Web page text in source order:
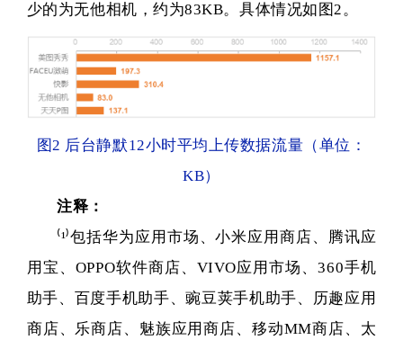
少的为无他相机，约为83KB。具体情况如图2。
图2 后台静默12小时平均上传数据流量（单位：
KB）
注释：
⁽¹⁾包括华为应用市场、小米应用商店、腾讯应
用宝、OPPO软件商店、VIVO应用市场、360手机
助手、百度手机助手、豌豆荚手机助手、历趣应用
商店、乐商店、魅族应用商店、移动MM商店、太